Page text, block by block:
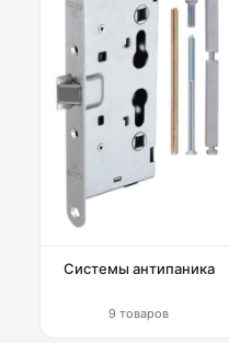
Системы антипаника
9 товаров